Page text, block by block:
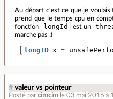
Au départ c'est ce que je voulais
prend que le temps cpu en
fonction
longId est un
marche pas ;(
longID x =
# valeur vs pointeur
Posté par cimcim le 03 mai 2016 à